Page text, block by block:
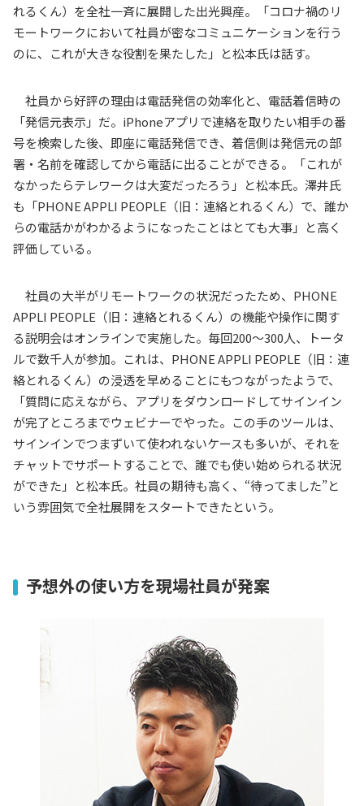
れるくん）を全社一斉に展開した出光興産。「コロナ禍のリ
モートワークにおいて社員が密なコミュニケーションを行う
のに、これが大きな役割を果たした」と松本氏は話す。
社員から好評の理由は電話発信の効率化と、電話着信時の
「発信元表示」だ。 iPhoneアプリで連絡を取りたい相手の番
号を検索した後、即座に電話発信でき、着信側は発信元の部
署・名前を確認してから電話に出ることができる。「これが
なかったらテレワークは大変だったろう」と松本氏。澤井氏
も「PHONE APPLI PEOPLE （旧：連絡とれるくん）で、誰か
らの電話かがわかるようになったことはとても大事」と高く
評価している。
社員の大半がリモートワークの状況だったため、 PHONE
APPLI PEOPLE （旧：連絡とれるくん）の機能や操作に関す
る説明会はオンラインで実施した。毎回200～300人、トータ
ルで数千人が参加。これは、 PHONE APPLI PEOPLE （旧：連
絡とれるくん）の浸透を早めることにもつながったようで、
「質問に応えながら、アプリをダウンロードしてサインイン
が完了ところまでウェビナーでやった。この手のツールは、
サインインでつまずいて使われないケースも多いが、それを
チャットでサポートすることで、誰でも使い始められる状況
ができた」と松本氏。社員の期待も高く、“待ってました”と
いう雰囲気で全社展開をスタートできたという。
予想外の使い方を現場社員が発案